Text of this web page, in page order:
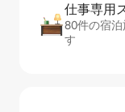
仕事専用
80件の宿
す